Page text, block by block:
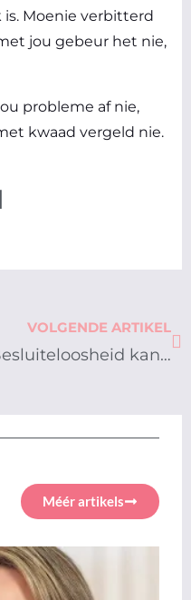
is. Moenie verbitterd
jou gebeur het nie,
probleme af nie,
kwaad vergeld nie.
VOLGENDE ARTIKEL
Besluiteloosheid kan jou van sukses ontneem
Méér artikels